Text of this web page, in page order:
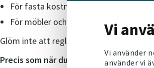
Vi
Vi använder
använder vi
För fasta kostnader, såsom el,
För möbler och utrustning får du
Glöm inte att reglera hur ni ska göra
Precis som när du själv bor i